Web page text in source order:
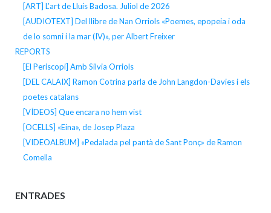
[ART] L’art de Lluís Badosa. Juliol de 2026
[AUDIOTEXT] Del llibre de Nan Orriols «Poemes, epopeia i oda
de lo somni i la mar (IV)», per Albert Freixer
REPORTS
[El Periscopi] Amb Silvia Orriols
[DEL CALAIX] Ramon Cotrina parla de John Langdon-Davies i els
poetes catalans
[VÍDEOS] Que encara no hem vist
[OCELLS] «Eina», de Josep Plaza
[VIDEOALBUM] «Pedalada pel pantà de Sant Ponç» de Ramon
Comella
ENTRADES